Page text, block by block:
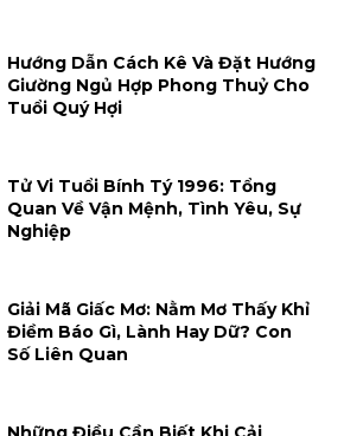
Hướng Dẫn Cách Kê Và Đặt Hướng
Giường Ngủ Hợp Phong Thuỷ Cho
Tuổi Quý Hợi
Tử Vi Tuổi Bính Tý 1996: Tổng
Quan Về Vận Mệnh, Tình Yêu, Sự
Nghiệp
Giải Mã Giấc Mơ: Nằm Mơ Thấy Khỉ
Điềm Báo Gì, Lành Hay Dữ? Con
Số Liên Quan